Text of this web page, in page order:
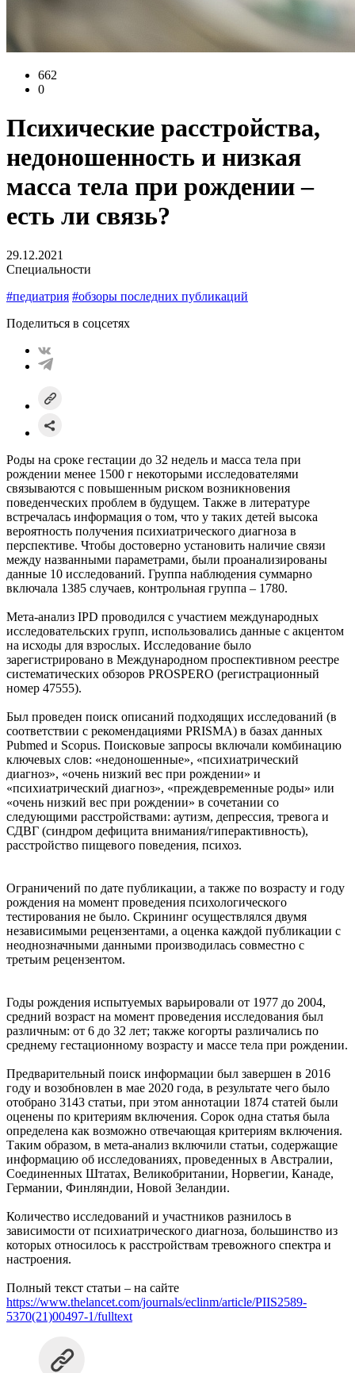
662
0
Психические расстройства,
недоношенность и низкая
масса тела при рождении –
есть ли связь?
29.12.2021
Специальности
#педиатрия #обзоры последних публикаций
Поделиться в соцсетях
Роды на сроке гестации до 32 недель и масса тела при
рождении менее 1500 г некоторыми исследователями
связываются с повышенным риском возникновения
поведенческих проблем в будущем. Также в литературе
встречалась информация о том, что у таких детей высока
вероятность получения психиатрического диагноза в
перспективе. Чтобы достоверно установить наличие связи
между названными параметрами, были проанализированы
данные 10 исследований. Группа наблюдения суммарно
включала 1385 случаев, контрольная группа – 1780.
Мета-анализ IPD проводился с участием международных
исследовательских групп, использовались данные с акцентом
на исходы для взрослых. Исследование было
зарегистрировано в Международном проспективном реестре
систематических обзоров PROSPERO (регистрационный
номер 47555).
Был проведен поиск описаний подходящих исследований (в
соответствии с рекомендациями PRISMA) в базах данных
Pubmed и Scopus. Поисковые запросы включали комбинацию
ключевых слов: «недоношенные», «психиатрический
диагноз», «очень низкий вес при рождении» и
«психиатрический диагноз», «преждевременные роды» или
«очень низкий вес при рождении» в сочетании со
следующими расстройствами: аутизм, депрессия, тревога и
СДВГ (синдром дефицита внимания/гиперактивность),
расстройство пищевого поведения, психоз.
Ограничений по дате публикации, а также по возрасту и году
рождения на момент проведения психологического
тестирования не было. Скрининг осуществлялся двумя
независимыми рецензентами, а оценка каждой публикации с
неоднозначными данными производилась совместно с
третьим рецензентом.
Годы рождения испытуемых варьировали от 1977 до 2004,
средний возраст на момент проведения исследования был
различным: от 6 до 32 лет; также когорты различались по
среднему гестационному возрасту и массе тела при рождении.
Предварительный поиск информации был завершен в 2016
году и возобновлен в мае 2020 года, в результате чего было
отобрано 3143 статьи, при этом аннотации 1874 статей были
оценены по критериям включения. Сорок одна статья была
определена как возможно отвечающая критериям включения.
Таким образом, в мета-анализ включили статьи, содержащие
информацию об исследованиях, проведенных в Австралии,
Соединенных Штатах, Великобритании, Норвегии, Канаде,
Германии, Финляндии, Новой Зеландии.
Количество исследований и участников разнилось в
зависимости от психиатрического диагноза, большинство из
которых относилось к расстройствам тревожного спектра и
настроения.
Полный текст статьи – на сайте
https://www.thelancet.com/journals/eclinm/article/PIIS2589-
5370(21)00497-1/fulltext